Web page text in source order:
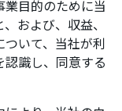
目的のために当
および、収益、
いて、当社が利
識し、同意する